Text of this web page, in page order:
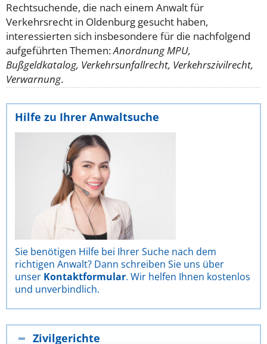
Rechtsuchende, die nach einem Anwalt für
Verkehrsrecht in Oldenburg gesucht haben,
interessierten sich insbesondere für die nachfolgend
aufgeführten Themen:Anordnung MPU,
Bußgeldkatalog, Verkehrsunfallrecht, Verkehrszivilrecht,
Verwarnung.
Hilfe zu Ihrer Anwaltsuche
Sie benötigen Hilfe bei Ihrer Suche nach dem
richtigen Anwalt? Dann schreiben Sie uns über
unser Kontaktformular. Wir helfen Ihnen kostenlos
und unverbindlich.
Zivilgerichte